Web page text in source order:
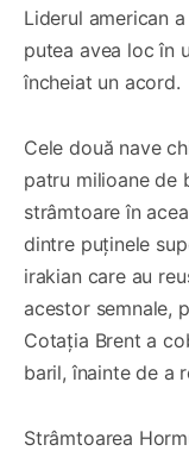
Liderul american
putea avea loc în
încheiat un acord.
Cele două nave
patru milioane de
strâmtoare în
dintre puținele
irakian care au
acestor semnale,
Cotația Brent a
baril, înainte de a
Strâmtoarea